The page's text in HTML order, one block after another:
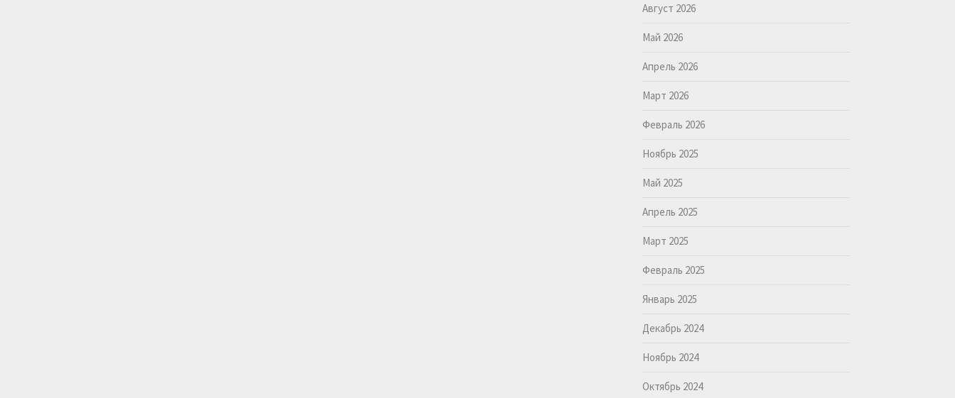
Август 2026
Май 2026
Апрель 2026
Март 2026
Февраль 2026
Ноябрь 2025
Май 2025
Апрель 2025
Март 2025
Февраль 2025
Январь 2025
Декабрь 2024
Ноябрь 2024
Октябрь 2024